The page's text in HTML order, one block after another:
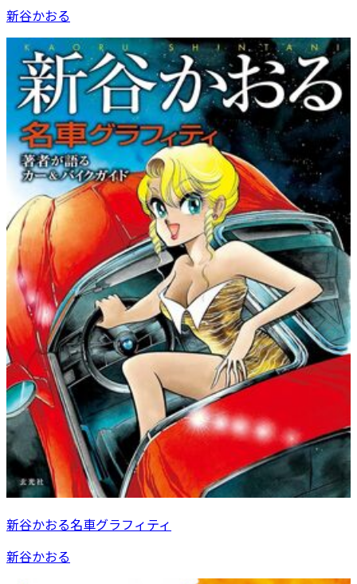
新谷かおる
新谷かおる名車グラフィティ
新谷かおる